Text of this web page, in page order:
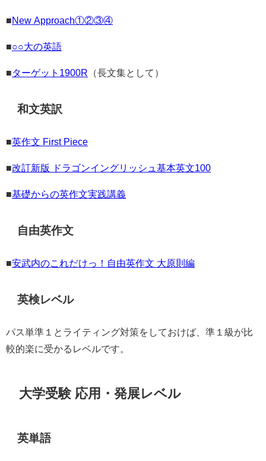
■New Approach①②③④
■○○大の英語
■ターゲット1900R （長文集として）
和文英訳
■英作文 First Piece
■改訂新版 ドラゴンイングリッシュ基本英文100
■基礎からの英作文実践講義
自由英作文
■安武内のこれだけっ！自由英作文 大原則編
英検レベル
パス単準１とライティング対策をしておけば、準１級が比
較的楽に受かるレベルです。
大学受験 応用・発展レベル
英単語